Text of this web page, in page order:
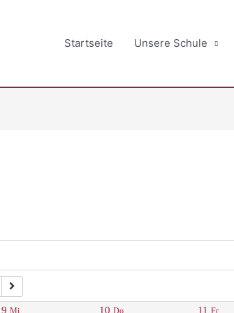
Startseite Unsere Schule
9 Mi. 10 Do. 11 Fr.